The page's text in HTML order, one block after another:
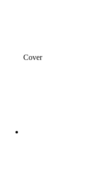
Cover